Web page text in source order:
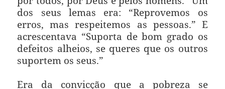
dos seus lemas era: “Reprovemos os
erros, mas respeitemos as pessoas.” E
acrescentava “Suporta de bom grado os
defeitos alheios, se queres que os outros
suportem os seus.”
Era da convicção que a pobreza se